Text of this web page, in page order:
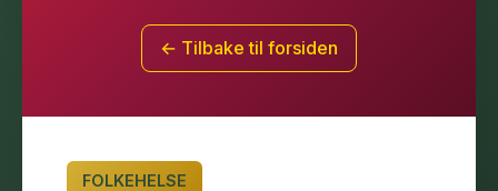
← Tilbake til forsiden
FOLKEHELSE